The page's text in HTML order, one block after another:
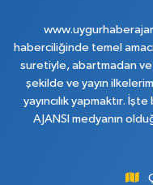
haberciliğinde temel
suretiyle, abartmadan ve
şekilde ve yayın
yayıncılık yapmaktır.
AJANSI medyanın